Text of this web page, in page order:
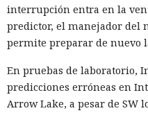
interrupción entra en la
predictor, el manejador del
permite preparar de nuevo
En pruebas de laboratorio,
predicciones erróneas en
Arrow Lake, a pesar de SW